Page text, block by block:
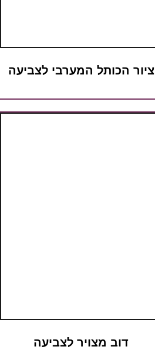
ציור הכותל המערבי לצביעה
דוב מצויר לצביעה